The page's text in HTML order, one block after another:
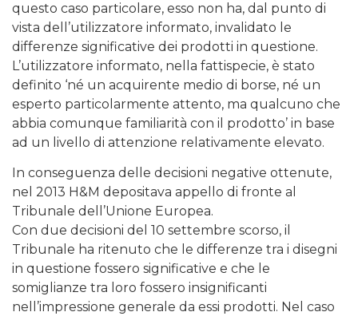
questo caso particolare, esso non ha, dal punto di
vista dell’utilizzatore informato, invalidato le
differenze significative dei prodotti in questione.
L’utilizzatore informato, nella fattispecie, è stato
definito ‘né un acquirente medio di borse, né un
esperto particolarmente attento, ma qualcuno che
abbia comunque familiarità con il prodotto’ in base
ad un livello di attenzione relativamente elevato.
In conseguenza delle decisioni negative ottenute,
nel 2013 H&M depositava appello di fronte al
Tribunale dell’Unione Europea.
Con due decisioni del 10 settembre scorso, il
Tribunale ha ritenuto che le differenze tra i disegni
in questione fossero significative e che le
somiglianze tra loro fossero insignificanti
nell’impressione generale da essi prodotti. Nel caso